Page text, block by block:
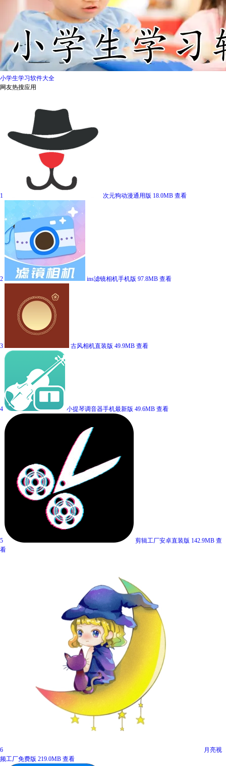
小学生学习软件大全
网友热搜应用
1 次元狗动漫通用版 18.0MB 查看
2 ins滤镜相机手机版 97.8MB 查看
3 古风相机直装版 49.9MB 查看
4 小提琴调音器手机最新版 49.6MB 查看
5 剪辑工厂安卓直装版 142.9MB 查
看
6
月亮视
频工厂免费版 219.0MB 查看